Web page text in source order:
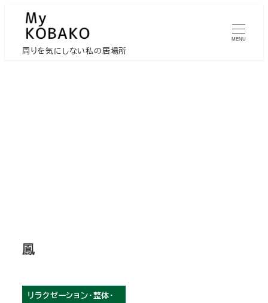
周りを気にしない私の居場所
MENU
鳳
リラクゼーション・整体・